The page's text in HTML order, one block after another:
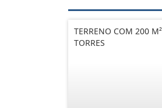
TERRENO COM 200
TORRES